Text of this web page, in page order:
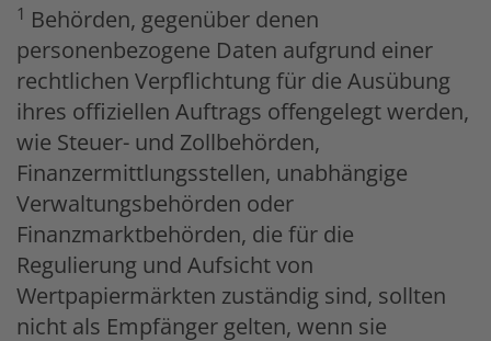
1 Behörden, gegenüber denen
personenbezogene Daten aufgrund einer
rechtlichen Verpflichtung für die Ausübung
ihres offiziellen Auftrags offengelegt werden,
wie Steuer- und Zollbehörden,
Finanzermittlungsstellen, unabhängige
Verwaltungsbehörden oder
Finanzmarktbehörden, die für die
Regulierung und Aufsicht von
Wertpapiermärkten zuständig sind, sollten
nicht als Empfänger gelten, wenn sie